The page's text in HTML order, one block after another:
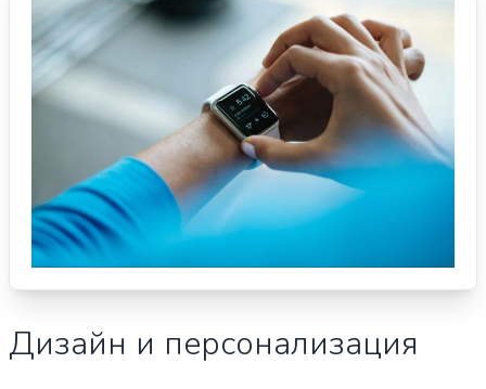
Дизайн и персонализация